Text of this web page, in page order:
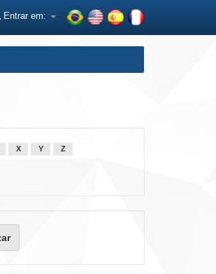
Entrar em:
X Y Z